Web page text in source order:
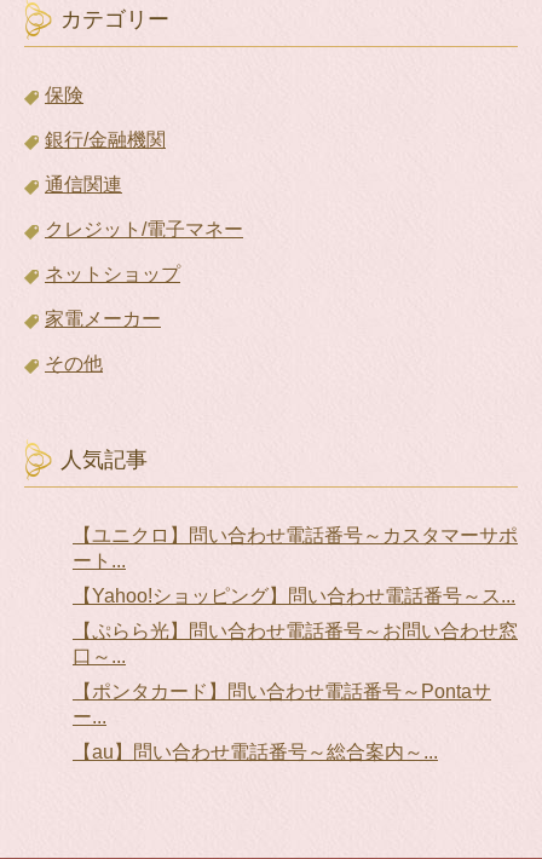
カテゴリー
保険
銀行/金融機関
通信関連
クレジット/電子マネー
ネットショップ
家電メーカー
その他
人気記事
【ユニクロ】問い合わせ電話番号～カスタマーサポ
ート...
【Yahoo!ショッピング】問い合わせ電話番号～ス...
【ぷらら光】問い合わせ電話番号～お問い合わせ窓
口～...
【ポンタカード】問い合わせ電話番号～Pontaサ
ー...
【au】問い合わせ電話番号～総合案内～...